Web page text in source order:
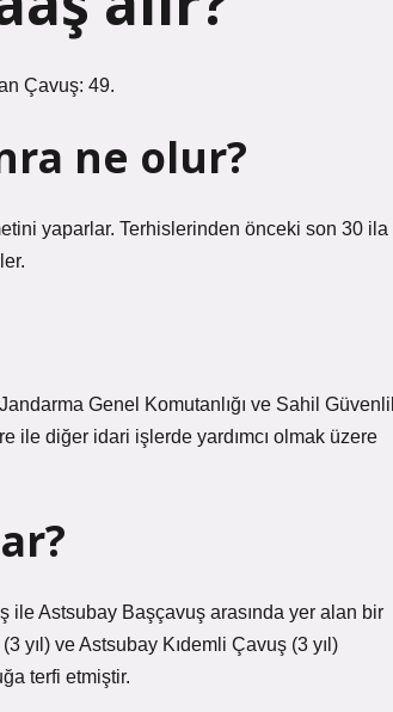
Çavuş: 49.
ne olur?
yaparlar. Terhislerinden önceki son 30 ila
Genel Komutanlığı ve Sahil
ile diğer idari işlerde yardımcı olmak üzere
ile Astsubay Başçavuş arasında yer alan bir
yıl) ve Astsubay Kıdemli Çavuş (3 yıl)
terfi etmiştir.